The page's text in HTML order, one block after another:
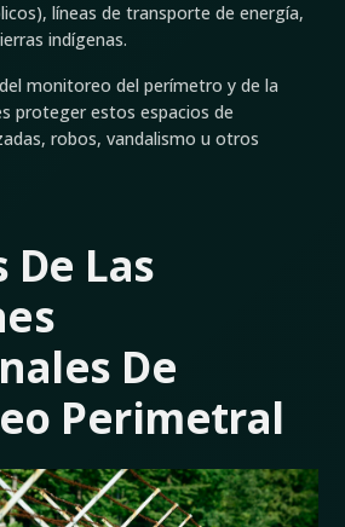
líneas de transporte de energía,
indígenas.
monitoreo del perímetro y de la
proteger estos espacios de
robos, vandalismo u otros
De Las
De
Perimetral